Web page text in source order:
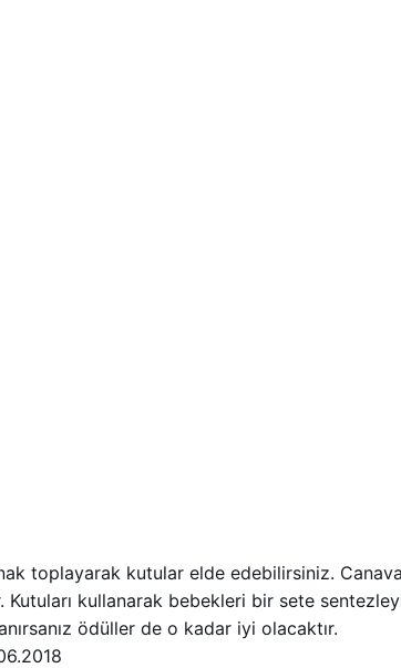
toplayarak kutular elde edebilirsiniz.
Kutuları kullanarak bebekleri bir sete
ödüller de o kadar iyi olacaktır.